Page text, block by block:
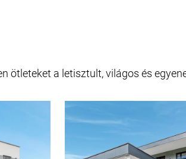
a letisztult, világos és